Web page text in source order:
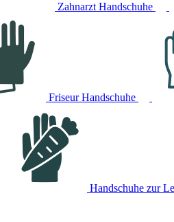
Zahnarzt Handschuhe
Friseur Handschuhe
Handschuhe zur